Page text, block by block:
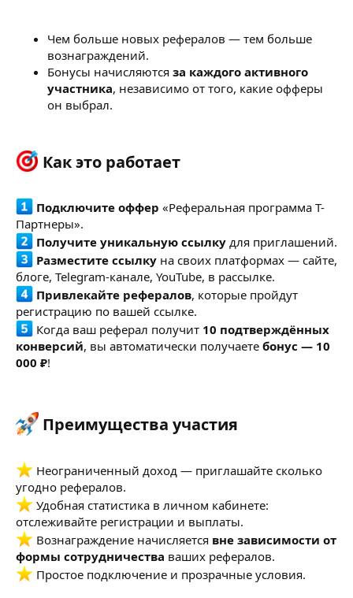
Чем больше новых рефералов — тем больше
вознаграждений.
Бонусы начисляются за каждого активного
участника, независимо от того, какие офферы
он выбрал.
Как это работает​
Подключите оффер «Реферальная программа Т-
Партнеры».
Получите уникальную ссылку для приглашений.
Разместите ссылку на своих платформах — сайте,
блоге, Telegram-канале, YouTube, в рассылке.
Привлекайте рефералов, которые пройдут
регистрацию по вашей ссылке.
Когда ваш реферал получит 10 подтверждённых
конверсий, вы автоматически получаете бонус — 10
000 ₽!
Преимущества участия​
Неограниченный доход — приглашайте сколько
угодно рефералов.
Удобная статистика в личном кабинете:
отслеживайте регистрации и выплаты.
Вознаграждение начисляется вне зависимости от
формы сотрудничества ваших рефералов.
Простое подключение и прозрачные условия.